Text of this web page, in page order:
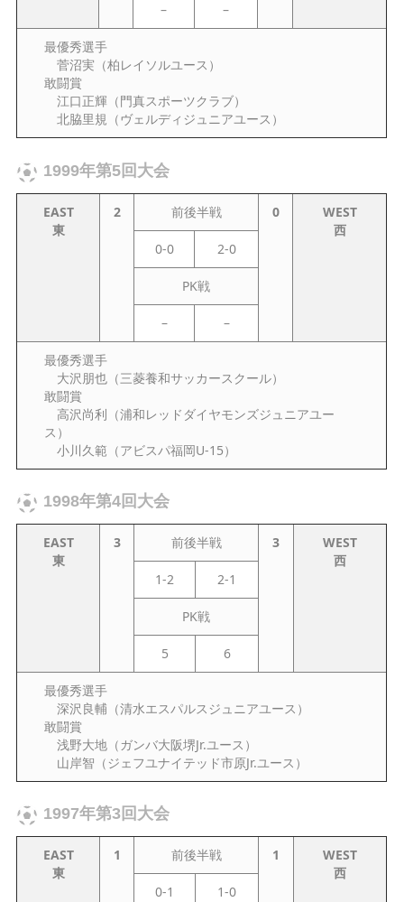
– –
最優秀選手
菅沼実（柏レイソルユース）
敢闘賞
江口正輝（門真スポーツクラブ）
北脇里規（ヴェルディジュニアユース）
1999年第5回大会
EAST
東
2 前後半戦 0
WEST
西
0-0
2-0
PK戦
– –
最優秀選手
大沢朋也（三菱養和サッカースクール）
敢闘賞
高沢尚利（浦和レッドダイヤモンズジュニアユー
ス）
小川久範（アビスパ福岡U-15）
1998年第4回大会
EAST
東
3 前後半戦 3
WEST
西
1-2
2-1
PK戦
5 6
最優秀選手
深沢良輔（清水エスパルスジュニアユース）
敢闘賞
浅野大地（ガンバ大阪堺Jr.ユース）
山岸智（ジェフユナイテッド市原Jr.ユース）
1997年第3回大会
EAST
東
1 前後半戦 1
WEST
西
0-1
1-0